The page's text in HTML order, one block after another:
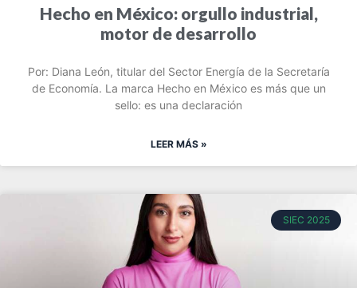
Hecho en México: orgullo industrial,
motor de desarrollo
Por: Diana León, titular del Sector Energía de la Secretaría
de Economía. La marca Hecho en México es más que un
sello: es una declaración
LEER MÁS »
SIEC 2025